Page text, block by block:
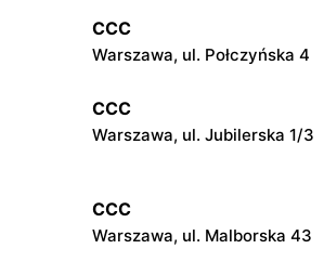
CCC
Warszawa, ul. Połczyńska 4
CCC
Warszawa, ul. Jubilerska 1/3
CCC
Warszawa, ul. Malborska 43